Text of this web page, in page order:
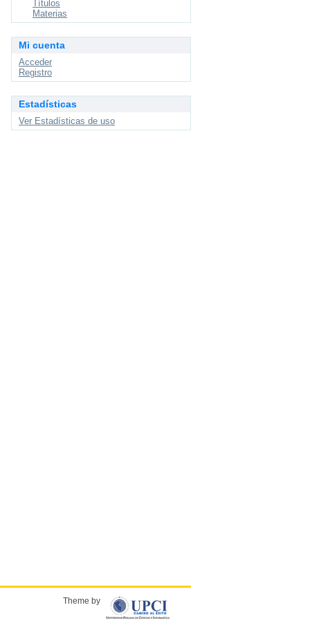
Títulos
Materias
Mi cuenta
Acceder
Registro
Estadísticas
Ver Estadísticas de uso
Theme by